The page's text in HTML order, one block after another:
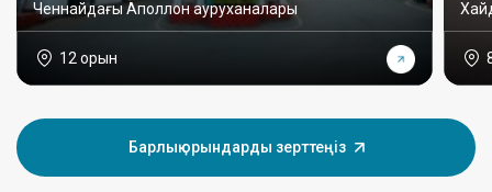
Ченнайдағы Аполлон ауруханалары
12 орын
Барлық орындарды зерттеңіз